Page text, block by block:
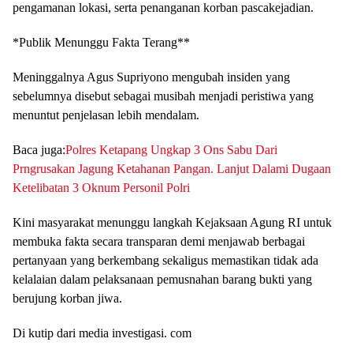
pengamanan lokasi, serta penanganan korban pascakejadian.
*Publik Menunggu Fakta Terang**
Meninggalnya Agus Supriyono mengubah insiden yang
sebelumnya disebut sebagai musibah menjadi peristiwa yang
menuntut penjelasan lebih mendalam.
Baca juga:Polres Ketapang Ungkap 3 Ons Sabu Dari
Prngrusakan Jagung Ketahanan Pangan. Lanjut Dalami Dugaan
Ketelibatan 3 Oknum Personil Polri
Kini masyarakat menunggu langkah Kejaksaan Agung RI untuk
membuka fakta secara transparan demi menjawab berbagai
pertanyaan yang berkembang sekaligus memastikan tidak ada
kelalaian dalam pelaksanaan pemusnahan barang bukti yang
berujung korban jiwa.
Di kutip dari media investigasi. com